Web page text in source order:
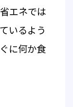
エネでは
いるよう
に何か食